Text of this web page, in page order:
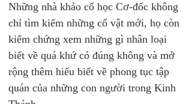
Những nhà khảo cổ học Cơ-đốc không
chỉ tìm kiếm những cổ vật mới, họ còn
kiểm chứng xem những gì nhân loại
biết về quá khứ có đúng không và mở
rộng thêm hiểu biết về phong tục tập
quán của những con người trong Kinh